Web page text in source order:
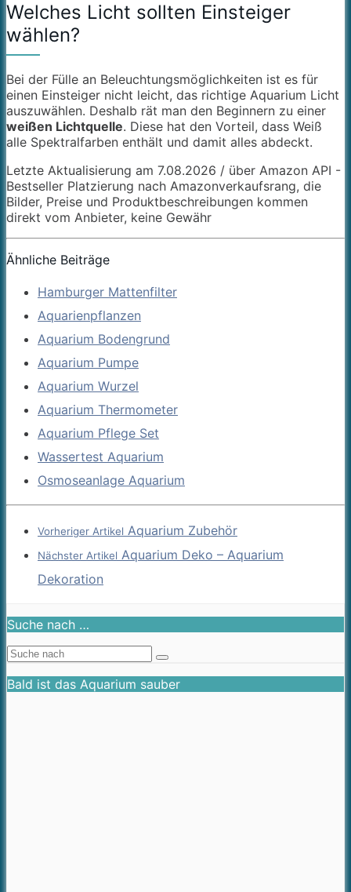
Welches Licht sollten Einsteiger
wählen?
Bei der Fülle an Beleuchtungsmöglichkeiten ist es für
einen Einsteiger nicht leicht, das richtige Aquarium Licht
auszuwählen. Deshalb rät man den Beginnern zu einer
weißen Lichtquelle. Diese hat den Vorteil, dass Weiß
alle Spektralfarben enthält und damit alles abdeckt.
Letzte Aktualisierung am 7.08.2026 / über Amazon API -
Bestseller Platzierung nach Amazonverkaufsrang, die
Bilder, Preise und Produktbeschreibungen kommen
direkt vom Anbieter, keine Gewähr
Ähnliche Beiträge
Hamburger Mattenfilter
Aquarienpflanzen
Aquarium Bodengrund
Aquarium Pumpe
Aquarium Wurzel
Aquarium Thermometer
Aquarium Pflege Set
Wassertest Aquarium
Osmoseanlage Aquarium
Vorheriger Artikel Aquarium Zubehör
Nächster Artikel Aquarium Deko – Aquarium
Dekoration
Suche nach …
Bald ist das Aquarium sauber